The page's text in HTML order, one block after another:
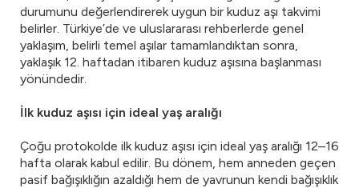
durumunu değerlendirerek uygun bir kuduz aşı takvimi
belirler. Türkiye’de ve uluslararası rehberlerde genel
yaklaşım, belirli temel aşılar tamamlandıktan sonra,
yaklaşık 12. haftadan itibaren kuduz aşısına başlanması
yönündedir.
İlk kuduz aşısı için ideal yaş aralığı
Çoğu protokolde ilk kuduz aşısı için ideal yaş aralığı 12–16
hafta olarak kabul edilir. Bu dönem, hem anneden geçen
pasif bağışıklığın azaldığı hem de yavrunun kendi bağışıklık